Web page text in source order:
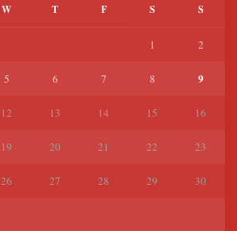
W T F S S
1 2
5 6 7 8 9
12 13 14 15 16
19 20 21 22 23
26 27 28 29 30